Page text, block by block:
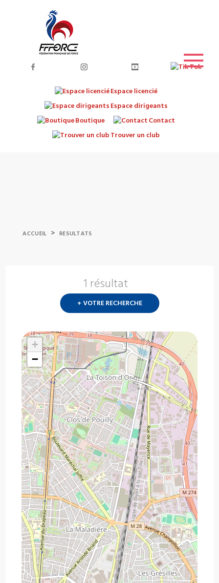
Espace licencié
Espace dirigeants
Boutique
Contact
Trouver un club
ACCUEIL > RESULTATS
1 résultat
+ VOTRE RECHERCHE
+
−